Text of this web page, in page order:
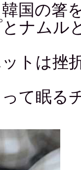
国の箸
ナムル
トは挫
て眠る